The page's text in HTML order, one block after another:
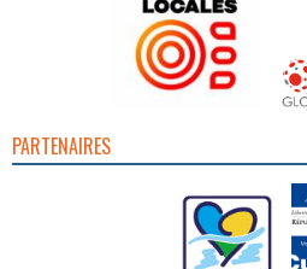
PARTENAIRES